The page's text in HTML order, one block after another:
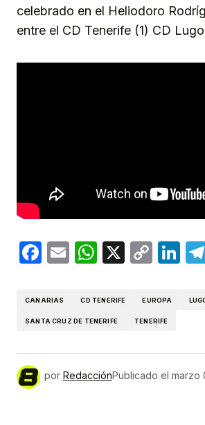
celebrado en el Heliodoro
entre el CD Tenerife (1) CD Lugo
Facebook
EmailWhatsApp
X
Copy
CANARIAS CD TENERIFE EUROPA
SANTA CRUZ DE TENERIFE TENERIFE
por RedacciónPublicado el marzo